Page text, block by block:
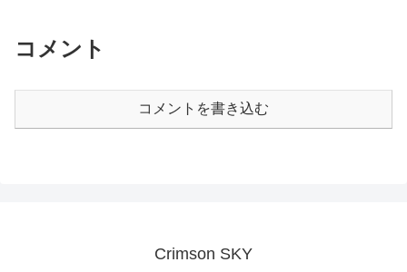
コメント
コメントを書き込む
Crimson SKY